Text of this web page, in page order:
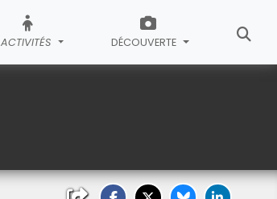
ACTIVITÉS DÉCOUVERTE